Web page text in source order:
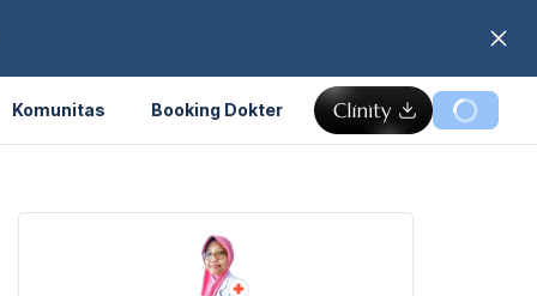
Komunitas Booking Dokter